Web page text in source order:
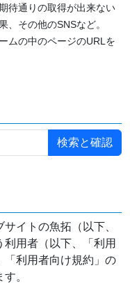
待通りの取得が出来ない
、その他のSNSなど。
ムの中のページのURLを
イトの魚拓（以下、
利用者（以下、「利用
「利用者向け規約」の
。